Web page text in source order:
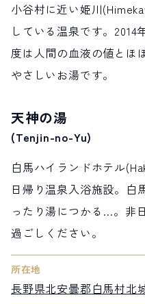
小谷村に近い姫川
している温泉です。
度は人間の血液の値とほ
やさしいお湯です。
天神の湯
(Tenjin-no-Yu)
白馬ハイランドホテル
日帰り温泉入浴施設。白
ったり湯につかる…。非
過ごしください。
所在地
長野県北安曇郡白馬村北